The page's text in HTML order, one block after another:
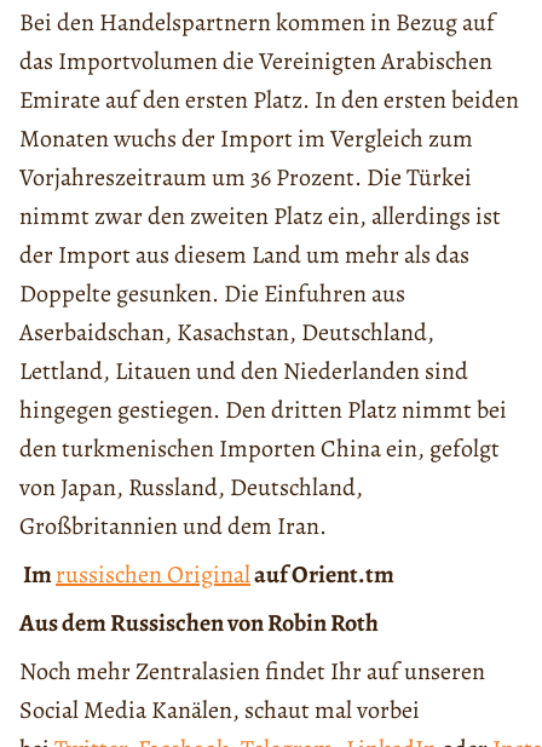
Bei den Handelspartnern kommen in Bezug auf
das Importvolumen die Vereinigten Arabischen
Emirate auf den ersten Platz. In den ersten beiden
Monaten wuchs der Import im Vergleich zum
Vorjahreszeitraum um 36 Prozent. Die Türkei
nimmt zwar den zweiten Platz ein, allerdings ist
der Import aus diesem Land um mehr als das
Doppelte gesunken. Die Einfuhren aus
Aserbaidschan, Kasachstan, Deutschland,
Lettland, Litauen und den Niederlanden sind
hingegen gestiegen. Den dritten Platz nimmt bei
den turkmenischen Importen China ein, gefolgt
von Japan, Russland, Deutschland,
Großbritannien und dem Iran.
Imrussischen Originalauf Orient.tm
Aus dem Russischen von Robin Roth
Noch mehr Zentralasien findet Ihr auf unseren
Social Media Kanälen, schaut mal vorbei